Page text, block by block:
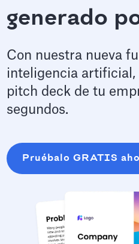
generado
Con nuestra nueva
inteligencia artificial,
pitch deck de tu
segundos.
Pruébalo GRATIS